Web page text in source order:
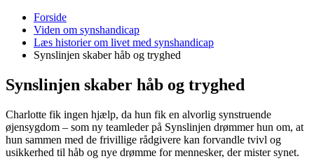
Forside
Viden om synshandicap
Læs historier om livet med synshandicap
Synslinjen skaber håb og tryghed
Synslinjen skaber håb og tryghed
Charlotte fik ingen hjælp, da hun fik en alvorlig synstruende
øjensygdom – som ny teamleder på Synslinjen drømmer hun om, at
hun sammen med de frivillige rådgivere kan forvandle tvivl og
usikkerhed til håb og nye drømme for mennesker, der mister synet.